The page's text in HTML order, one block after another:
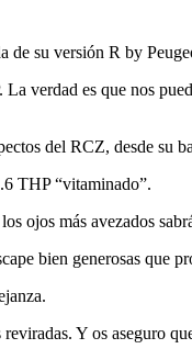
de su versión R by
verdad es que nos
del RCZ, desde su
THP “vitaminado”.
ojos más avezados
bien generosas
Y os aseguro